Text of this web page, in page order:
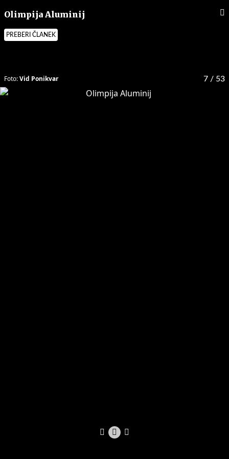
Olimpija Aluminij
PREBERI ČLANEK
7 / 53
Foto:Vid Ponikvar